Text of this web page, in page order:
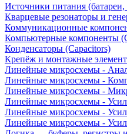
Источники питания
Кварцевые резонаторы и
Коммуникационные
Компьютерные компоненты
Конденсаторы (Capacitors)
Крепёж и монтажные
Линейные микросхемы -
Линейные микросхемы -
Линейные микросхемы -
Линейные микросхемы -
Линейные микросхемы -
Линейные микросхемы -